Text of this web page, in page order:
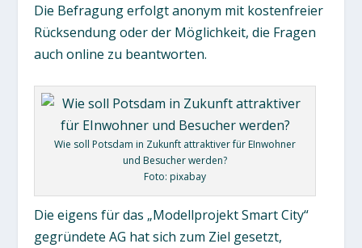
Die Befragung erfolgt anonym mit kostenfreier
Rücksendung oder der Möglichkeit, die Fragen
auch online zu beantworten.
Wie soll Potsdam in Zukunft attraktiver für EInwohner
und Besucher werden?
Foto: pixabay
Die eigens für das „Modellprojekt Smart City“
gegründete AG hat sich zum Ziel gesetzt,